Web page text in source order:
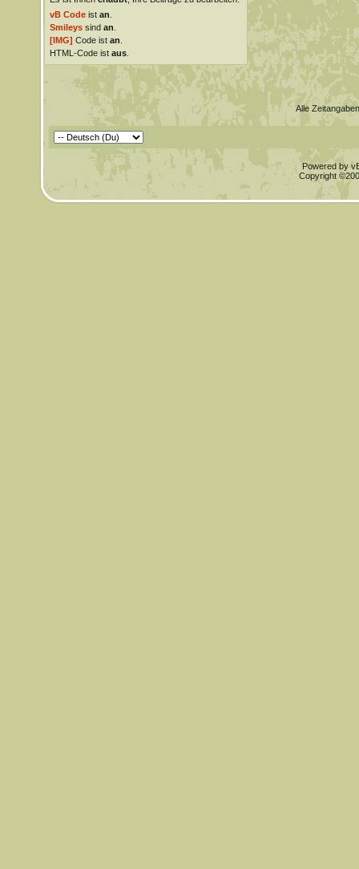
vB Codeist an
Smileyssind an
[IMG] Code ist an
HTML-Code ist aus.
Alle
Powered by
Copyright